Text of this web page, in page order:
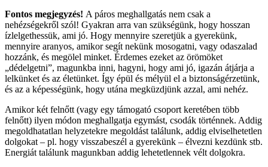
Fontos megjegyzés! A páros meghallgatás nem csak a
nehézségekről szól! Gyakran arra van szükségünk, hogy hosszan
ízlelgethessük, ami jó. Hogy mennyire szeretjük a gyerekünk,
mennyire aranyos, amikor segít nekünk mosogatni, vagy odaszalad
hozzánk, és megölel minket. Érdemes ezeket az örömöket
„dédelgetni”, magunkba inni, hagyni, hogy ami jó, igazán átjárja a
lelkünket és az életünket. Így épül és mélyül el a biztonságérzetünk,
és az a képességünk, hogy utána megküzdjünk azzal, ami nehéz.
Amikor két felnőtt (vagy egy támogató csoport keretében több
felnőtt) ilyen módon meghallgatja egymást, csodák történnek. Addig
megoldhatatlan helyzetekre megoldást találunk, addig elviselhetetlen
dolgokat – pl. hogy visszabeszél a gyerekünk – élvezni kezdünk stb.
Energiát találunk magunkban addig lehetetlennek vélt dolgokra.